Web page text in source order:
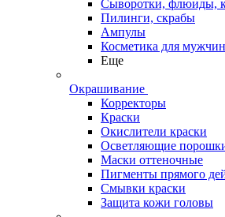
Сыворотки, флюиды,
Пилинги, скрабы
Ампулы
Косметика для мужчин
Еще
Окрашивание
Корректоры
Краски
Окислители краски
Осветляющие
Маски оттеночные
Пигменты прямого
Смывки краски
Защита кожи головы